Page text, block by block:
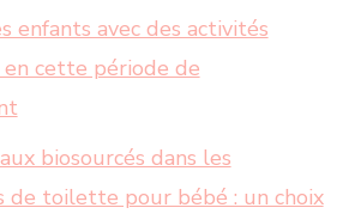
enfants avec des activités
cette période de
biosourcés dans les
de toilette pour bébé : un choix